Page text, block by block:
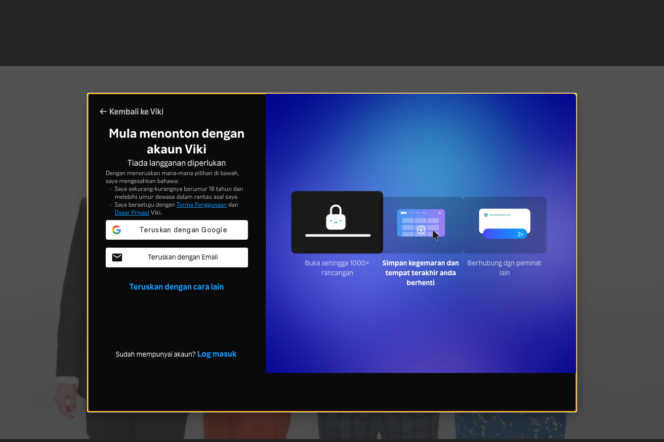
Kembali ke Viki
Mula menonton dengan
akaun Viki
Tiada langganan diperlukan
Dengan meneruskan mana-mana pilihan di bawah,
saya mengesahkan bahawa:
Saya sekurang-kurangnya berumur 18 tahun dan
melebihi umur dewasa dalam rantau asal saya.
Saya bersetuju denganTerma Penggunaandan
Dasar Privasi Viki.
Teruskan dengan Email
Teruskan dengan cara lain
Sudah mempunyai akaun? Log masuk
Buka sehingga 1000+
rancangan
Simpan kegemaran dan
tempat terakhir anda
berhenti
Berhubung dgn peminat
lain